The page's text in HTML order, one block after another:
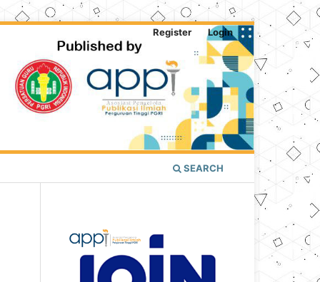
SEARCH
Register Login